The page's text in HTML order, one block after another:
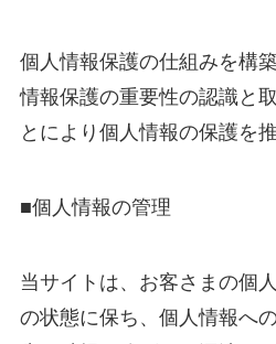
個人情報保護の仕組みを構
情報保護の重要性の認識と
とにより個人情報の保護を
■個人情報の管理
当サイトは、お客さまの個
の状態に保ち、個人情報へ